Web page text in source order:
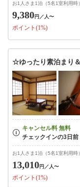
お1人さま1泊（5名1室利用時
9,380円 ／人〜
ポイント(1%)
☆ゆったり素泊まり
お1人さま1泊（5名1室利用時
13,010円 ／人〜
ポイント(1%)